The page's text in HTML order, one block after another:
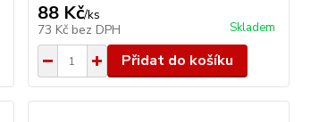
88 Kč/ks
73 Kč bez DPH Skladem
Přidat do košíku